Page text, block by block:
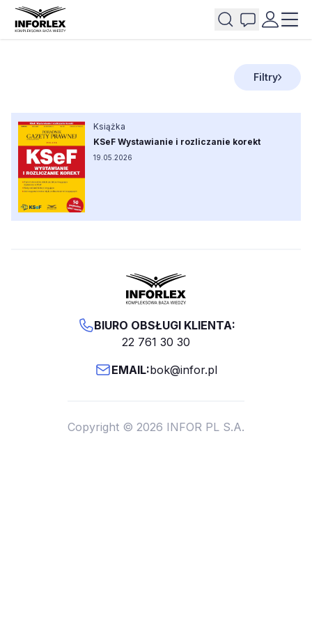
Filtry
Książka
KSeF Wystawianie i rozliczanie korekt
19.05.2026
BIURO OBSŁUGI KLIENTA:
22 761 30 30
EMAIL:bok@infor.pl
Copyright © 2026 INFOR PL S.A.